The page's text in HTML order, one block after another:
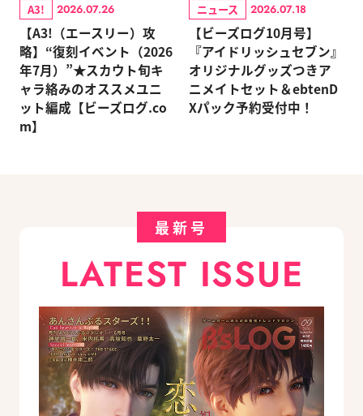
A3! 2026.07.26
【A3!（エースリー）攻
略】“復刻イベント（2026
年7月）”★スカウト旬キ
ャラ絡みのオススメユニ
ット編成【ビーズログ.co
m】
ニュース 2026.07.18
【ビーズログ10月号】
『アイドリッシュセブン』
オリジナルグッズつきア
ニメイトセット＆ebtenD
Xパック予約受付中！
最新号
LATEST ISSUE